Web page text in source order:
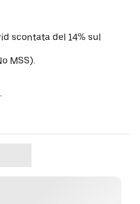
scontata del 14% sul
MSS).